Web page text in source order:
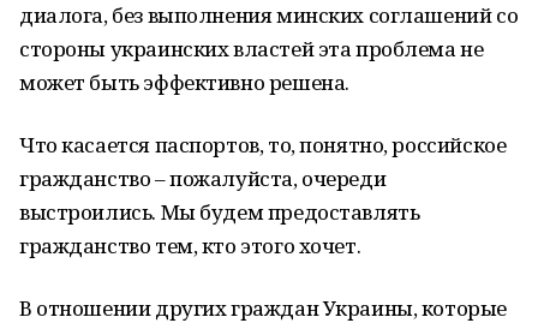
диалога, без выполнения минских соглашений со
стороны украинских властей эта проблема не
может быть эффективно решена.
Что касается паспортов, то, понятно, российское
гражданство – пожалуйста, очереди
выстроились. Мы будем предоставлять
гражданство тем, кто этого хочет.
В отношении других граждан Украины, которые